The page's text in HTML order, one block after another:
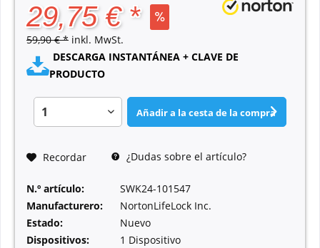
29,75 € *
59,90 € * inkl. MwSt.
DESCARGA INSTANTÁNEA + CLAVE DE
PRODUCTO
Añadir a la cesta de la compra
Recordar ¿Dudas sobre el artículo?
N.º artículo:
SWK24-101547
Manufacturero:
NortonLifeLock Inc.
Estado:
Nuevo
Dispositivos:
1 Dispositivo